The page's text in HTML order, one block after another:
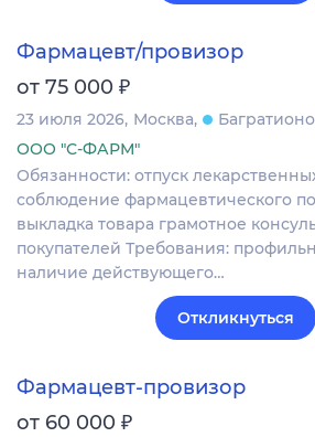
Фармацевт/провизор
от 75 000 ₽
23 июля 2026 Москва
ООО "С-ФАРМ"
Обязанности: отпуск
соблюдение фармацевтического
выкладка товара грамотное
покупателей Требования:
наличие действующего…
Откликнуться
Фармацевт-провизор
от 60 000 ₽